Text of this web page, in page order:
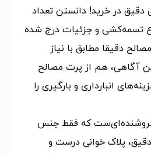
در خرید! دانستن تعداد
تسمه‌کشی و جزئیات درج‌ شده
دقیقا مطابق با نیاز
آگاهی، هم از پرت مصالح
انبارداری و بارگیری را
فروشنده‌ای‌ست که فقط جنس
پلاک‌ خوانی درست و